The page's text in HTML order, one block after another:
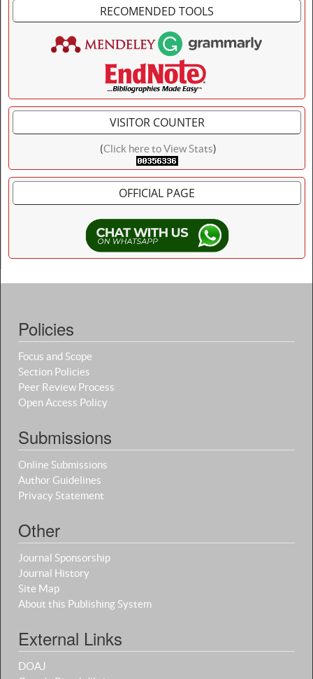
RECOMENDED TOOLS
VISITOR COUNTER
(Click here to View Stats)
OFFICIAL PAGE
Policies
Focus and Scope
Section Policies
Peer Review Process
Open Access Policy
Submissions
Online Submissions
Author Guidelines
Privacy Statement
Other
Journal Sponsorship
Journal History
Site Map
About this Publishing System
External Links
DOAJ